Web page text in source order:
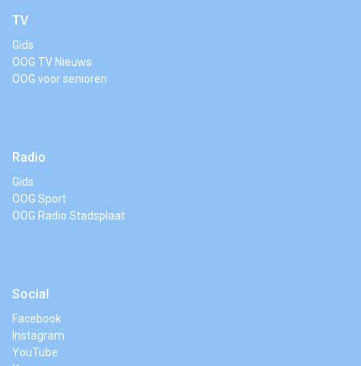
TV
Gids
OOG TV Nieuws
OOG voor senioren
Radio
Gids
OOG Sport
OOG Radio Stadsplaat
Social
Facebook
Instagram
YouTube